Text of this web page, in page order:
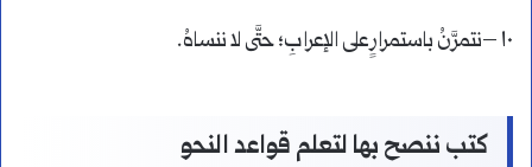
١٠ –نتمرَّنُ باستمرارٍ على الإعرابِ؛ حتَّى لا ننساهُ.
كتب ننصح بها لتعلم قواعد النحو